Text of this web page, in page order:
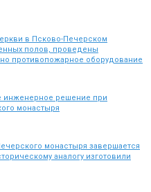
в Псково-Печерском
полов, проведены
противопожарное оборудование
инженерное решение при
монастыря
монастыря завершается
аналогу изготовили